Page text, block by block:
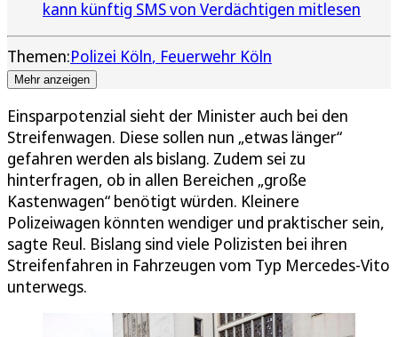
kann künftig SMS von Verdächtigen mitlesen
Themen:Polizei Köln Feuerwehr Köln
Mehr anzeigen
Einsparpotenzial sieht der Minister auch bei den
Streifenwagen. Diese sollen nun „etwas länger“
gefahren werden als bislang. Zudem sei zu
hinterfragen, ob in allen Bereichen „große
Kastenwagen“ benötigt würden. Kleinere
Polizeiwagen könnten wendiger und praktischer sein,
sagte Reul. Bislang sind viele Polizisten bei ihren
Streifenfahren in Fahrzeugen vom Typ Mercedes-Vito
unterwegs.